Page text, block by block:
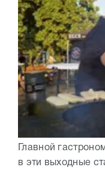
Главной
в эти выходные